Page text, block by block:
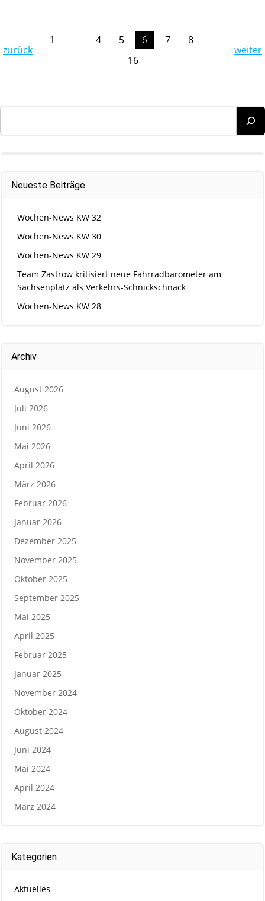
Posts
zurück
Posts
navigation
Page
1 Page
4 Page
5 Page
6 Page
7 Page
8
Page
16
weiter
Neueste Beiträge
Wochen-News KW 32
Wochen-News KW 30
Wochen-News KW 29
Team Zastrow kritisiert neue Fahrradbarometer am
Sachsenplatz als Verkehrs-Schnickschnack
Wochen-News KW 28
Archiv
August 2026
Juli 2026
Juni 2026
Mai 2026
April 2026
März 2026
Februar 2026
Januar 2026
Dezember 2025
November 2025
Oktober 2025
September 2025
Mai 2025
April 2025
Februar 2025
Januar 2025
November 2024
Oktober 2024
August 2024
Juni 2024
Mai 2024
April 2024
März 2024
Kategorien
Aktuelles